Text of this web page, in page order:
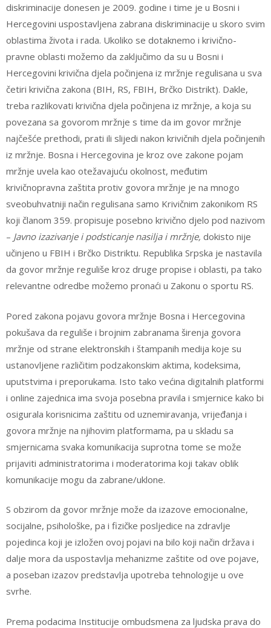
diskriminacije donesen je 2009. godine i time je u Bosni i
Hercegovini uspostavljena zabrana diskriminacije u skoro svim
oblastima života i rada. Ukoliko se dotaknemo i krivično-
pravne oblasti možemo da zaključimo da su u Bosni i
Hercegovini krivična djela počinjena iz mržnje regulisana u sva
četiri krivična zakona (BIH, RS, FBIH, Brčko Distrikt). Dakle,
treba razlikovati krivična djela počinjena iz mržnje, a koja su
povezana sa govorom mržnje s time da im govor mržnje
najčešće prethodi, prati ili slijedi nakon krivičnih djela počinjenih
iz mržnje. Bosna i Hercegovina je kroz ove zakone pojam
mržnje uvela kao otežavajuću okolnost, međutim
krivičnopravna zaštita protiv govora mržnje je na mnogo
sveobuhvatniji način regulisana samo Krivičnim zakonikom RS
koji članom 359. propisuje posebno krivično djelo pod nazivom
– Javno izazivanje i podsticanje nasilja i mržnje, dokisto nije
učinjeno u FBIH i Brčko Distriktu. Republika Srpska je nastavila
da govor mržnje reguliše kroz druge propise i oblasti, pa tako
relevantne odredbe možemo pronaći u Zakonu o sportu RS.
Pored zakona pojavu govora mržnje Bosna i Hercegovina
pokušava da reguliše i brojnim zabranama širenja govora
mržnje od strane elektronskih i štampanih medija koje su
ustanovljene različitim podzakonskim aktima, kodeksima,
uputstvima i preporukama. Isto tako većina digitalnih platformi
i online zajednica ima svoja posebna pravila i smjernice kako bi
osigurala korisnicima zaštitu od uznemiravanja, vrijeđanja i
govora mržnje na njihovim platformama, pa u skladu sa
smjernicama svaka komunikacija suprotna tome se može
prijaviti administratorima i moderatorima koji takav oblik
komunikacije mogu da zabrane/uklone.
S obzirom da govor mržnje može da izazove emocionalne,
socijalne, psihološke, pa i fizičke posljedice na zdravlje
pojedinca koji je izložen ovoj pojavi na bilo koji način država i
dalje mora da uspostavlja mehanizme zaštite od ove pojave,
a poseban izazov predstavlja upotreba tehnologije u ove
svrhe.
Prema podacima Institucije ombudsmena za ljudska prava do